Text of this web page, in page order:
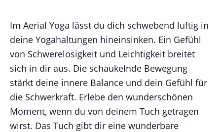
Im Aerial Yoga lässt du dich schwebend luftig in
deine Yogahaltungen hineinsinken. Ein Gefühl
von Schwerelosigkeit und Leichtigkeit breitet
sich in dir aus. Die schaukelnde Bewegung
stärkt deine innere Balance und dein Gefühl für
die Schwerkraft. Erlebe den wunderschönen
Moment, wenn du von deinem Tuch getragen
wirst. Das Tuch gibt dir eine wunderbare